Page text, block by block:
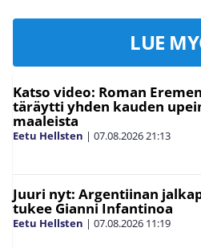
LUE
Katso video: Roman
täräytti yhden kauden
maaleista
Eetu Hellsten | 07.08.202621:13
Juuri nyt: Argentiinan
tukee Gianni Infantinoa
Eetu Hellsten | 07.08.2026 11:19